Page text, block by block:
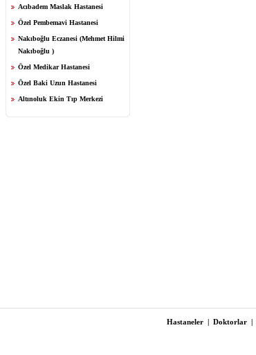
Acıbadem Maslak Hastanesi
Özel Pembemavi Hastanesi
Nakıboğlu Eczanesi (Mehmet Hilmi
Nakıboğlu )
Özel Medikar Hastanesi
Özel Baki Uzun Hastanesi
Altınoluk Ekin Tıp Merkezi
Hastaneler | Doktorlar |